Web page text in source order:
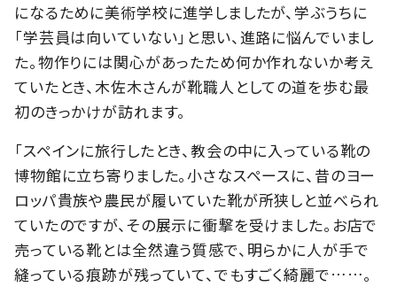
になるために美術学校に進学しましたが、学ぶうちに
「学芸員は向いていない」と思い、進路に悩んでいまし
た。物作りには関心があったため何か作れないか考え
ていたとき、木佐木さんが靴職人としての道を歩む最
初のきっかけが訪れます。
「スペインに旅行したとき、教会の中に入っている靴の
博物館に立ち寄りました。小さなスペースに、昔のヨー
ロッパ貴族や農民が履いていた靴が所狭しと並べられ
ていたのですが、その展示に衝撃を受けました。お店で
売っている靴とは全然違う質感で、明らかに人が手で
縫っている痕跡が残っていて、でもすごく綺麗で……。